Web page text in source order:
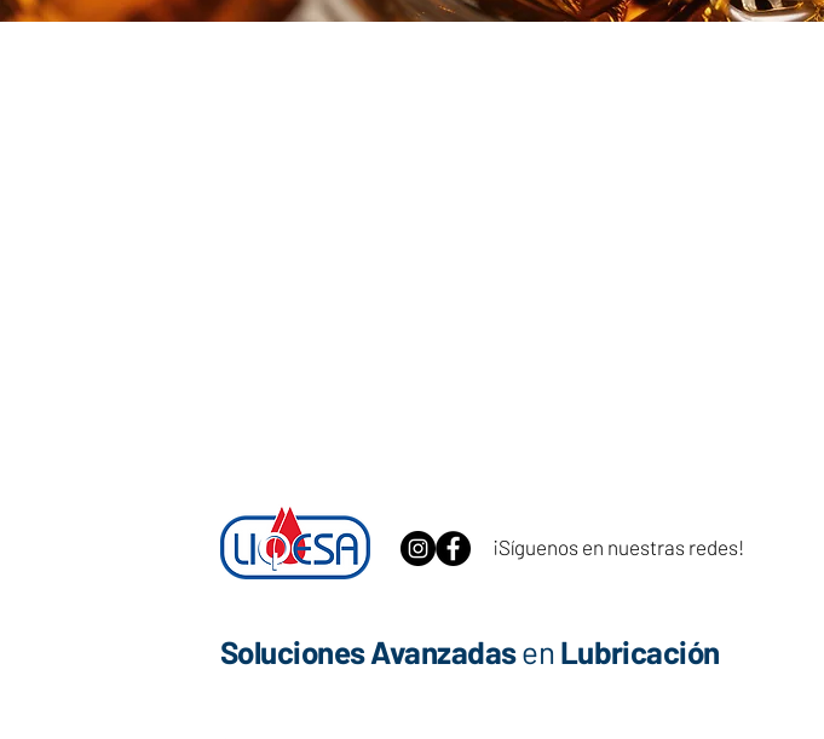
¡Síguenos en nuestras redes!
Soluciones AvanzadasenLubricación